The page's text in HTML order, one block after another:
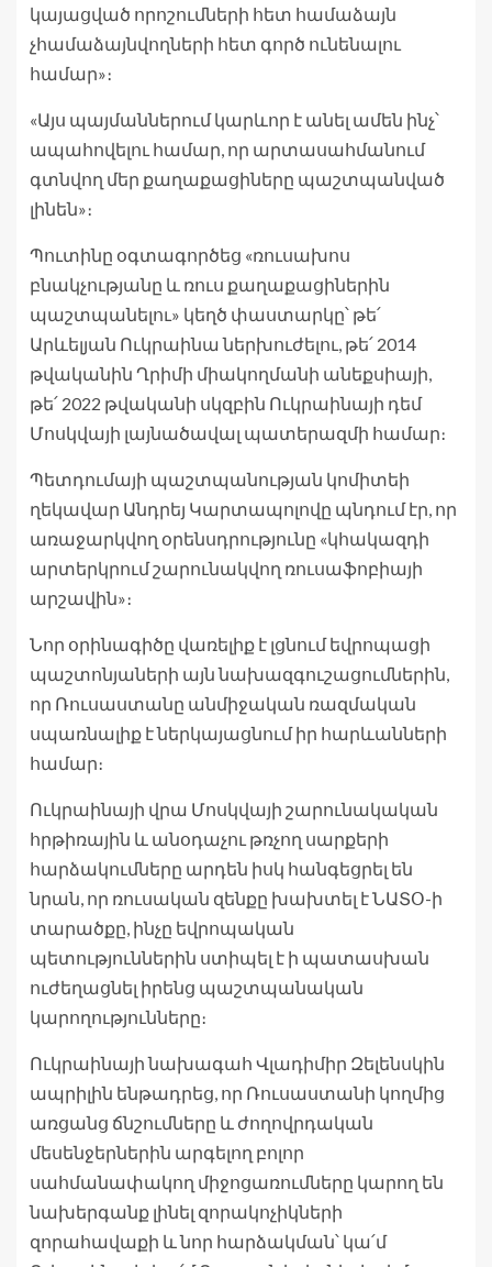
կայացված որոշումների հետ համաձայն
չհամաձայնվողների հետ գործ ունենալու
համար»։
«Այս պայմաններում կարևոր է անել ամեն ինչ՝
ապահովելու համար, որ արտասահմանում
գտնվող մեր քաղաքացիները պաշտպանված
լինեն»։
Պուտինը օգտագործեց «ռուսախոս
բնակչությանը և ռուս քաղաքացիներին
պաշտպանելու» կեղծ փաստարկը՝ թե՛
Արևելյան Ուկրաինա ներխուժելու, թե՛ 2014
թվականին Ղրիմի միակողմանի անեքսիայի,
թե՛ 2022 թվականի սկզբին Ուկրաինայի դեմ
Մոսկվայի լայնածավալ պատերազմի համար։
Պետդումայի պաշտպանության կոմիտեի
ղեկավար Անդրեյ Կարտապոլովը պնդում էր, որ
առաջարկվող օրենսդրությունը «կհակազդի
արտերկրում շարունակվող ռուսաֆոբիայի
արշավին»։
Նոր օրինագիծը վառելիք է լցնում եվրոպացի
պաշտոնյաների այն նախազգուշացումներին,
որ Ռուսաստանը անմիջական ռազմական
սպառնալիք է ներկայացնում իր հարևանների
համար։
Ուկրաինայի վրա Մոսկվայի շարունակական
հրթիռային և անօդաչու թռչող սարքերի
հարձակումները արդեն իսկ հանգեցրել են
նրան, որ ռուսական զենքը խախտել է ՆԱՏՕ-ի
տարածքը, ինչը եվրոպական
պետություններին ստիպել է ի պատասխան
ուժեղացնել իրենց պաշտպանական
կարողությունները։
Ուկրաինայի նախագահ Վլադիմիր Զելենսկին
ապրիլին ենթադրեց, որ Ռուսաստանի կողմից
առցանց ճնշումները և ժողովրդական
մեսենջերներին արգելող բոլոր
սահմանափակող միջոցառումները կարող են
նախերգանք լինել զորակոչիկների
զորահավաքի և նոր հարձակման՝ կա՛մ